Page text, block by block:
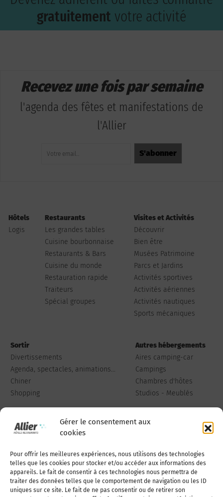
Gérer le consentement aux
cookies
Pour offrir les meilleures expériences, nous utilisons des technologies
telles que les cookies pour stocker et/ou accéder aux informations des
appareils. Le fait de consentir à ces technologies nous permettra de
traiter des données telles que le comportement de navigation ou les ID
uniques sur ce site. Le fait de ne pas consentir ou de retirer son
gratuitement votre activité
Recevez une fois par semaine
l'agenda des fêtes et manifestations de
l'Allier
Hôtels
Logis
Restaurants
Les grandes tables
Cuisine bourbonnaise
Restaurants & Bars
Cuisine du monde
Restauration rapide
Traiteurs
Spécial groupes
Visites et Activités
Découvrir
Bien être
Musées Patrimoine
Parcs et Jardins
Activités sportives
Activités aériennes
Activités nautiques
Sports mécaniques
Sortir
Divertissements
Agenda, spectacles, animations...
Chiner
Shopping
Autres hébergements
Aires camping-car
Campings
Chambres d'hôtes
Studios - Meublés
Qui sommes-nous Publiez votre annonce